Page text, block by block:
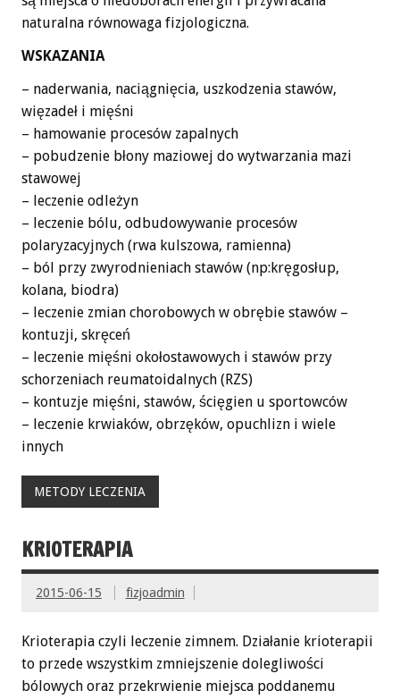
naturalna równowaga fizjologiczna.
WSKAZANIA
– naderwania, naciągnięcia, uszkodzenia stawów,
więzadeł i mięśni
– hamowanie procesów zapalnych
– pobudzenie błony maziowej do wytwarzania mazi
stawowej
– leczenie odleżyn
– leczenie bólu, odbudowywanie procesów
polaryzacyjnych (rwa kulszowa, ramienna)
– ból przy zwyrodnieniach stawów (np:kręgosłup,
kolana, biodra)
– leczenie zmian chorobowych w obrębie stawów –
kontuzji, skręceń
– leczenie mięśni okołostawowych i stawów przy
schorzeniach reumatoidalnych (RZS)
– kontuzje mięśni, stawów, ścięgien u sportowców
– leczenie krwiaków, obrzęków, opuchlizn i wiele
innych
METODY LECZENIA
KRIOTERAPIA
2015-06-15 fizjoadmin
Krioterapia czyli leczenie zimnem. Działanie krioterapii
to przede wszystkim zmniejszenie dolegliwości
bólowych oraz przekrwienie miejsca poddanemu